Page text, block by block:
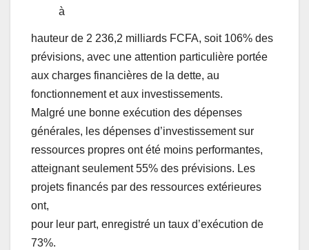
à
hauteur de 2 236,2 milliards FCFA, soit 106% des
prévisions, avec une attention particulière portée
aux charges financières de la dette, au
fonctionnement et aux investissements.
Malgré une bonne exécution des dépenses
générales, les dépenses d’investissement sur
ressources propres ont été moins performantes,
atteignant seulement 55% des prévisions. Les
projets financés par des ressources extérieures
ont,
pour leur part, enregistré un taux d’exécution de
73%.